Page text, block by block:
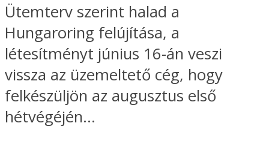
Ütemterv szerint halad a
Hungaroring felújítása, a
létesítményt június 16-án veszi
vissza az üzemeltető cég, hogy
felkészüljön az augusztus első
hétvégéjén...